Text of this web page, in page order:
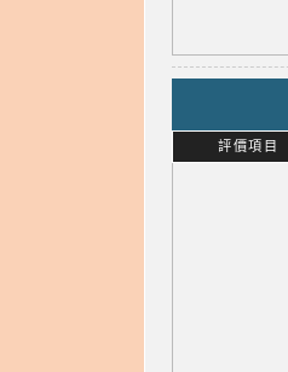
評價項目